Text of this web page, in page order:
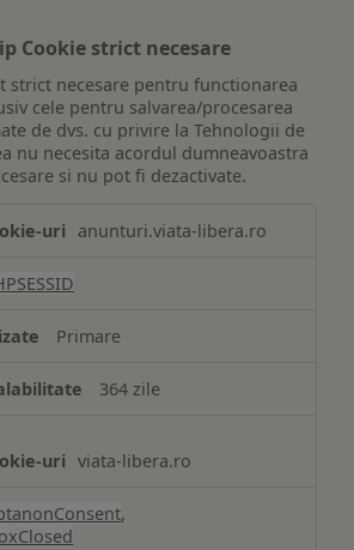
Cookie strict necesare
strict necesare pentru functionarea
cele pentru salvarea/procesarea
de dvs. cu privire la Tehnologii de
nu necesita acordul dumneavoastra
si nu pot fi dezactivate.
anunturi.viata-libera.ro
Primare
364 zile
viata-libera.ro
,